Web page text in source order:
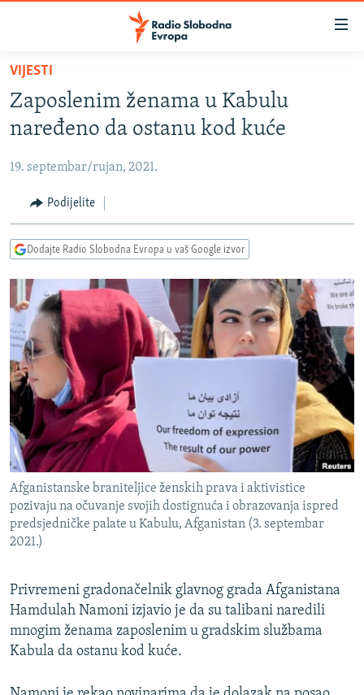
Pređite
glavni
sadržaj
na
navigaciju
Pređite
na
BOSNA I HERCEGOVINA
KOSOVO
CRNA GORA
VIDEO
FOTOGALERIJE
INFOGRAFIKE
PODCASTI
RAT U UKRAJINI
KINA NA BALKANU
RSE PRIČE IZ SVIJETA
ISPRIČAJ MI
DNEVNO@RSE
SPECIJALI RSE
VIŠE OD NASLOVA
GENOCID U SREBRENICI
POPLAVE I KLIZIŠTA U BIH 2024.
POST SCRIPTUM
MOJA EVROPA
TRI DECENIJE OD RATA U BIH
PRATITE NAS
VIJESTI
Zaposlenim ženama u Kabulu
naređeno da ostanu kod kuće
19. septembar/rujan, 2021.
Podijelite
Dodajte Radio Slobodna Evropa u vaš Google izvor
Afganistanske braniteljice ženskih prava i aktivistice
pozivaju na očuvanje svojih dostignuća i obrazovanja ispred
predsjedničke palate u Kabulu, Afganistan (3. septembar
2021.)
Privremeni gradonačelnik glavnog grada Afganistana
Hamdulah Namoni izjavio je da su talibani naredili
mnogim ženama zaposlenim u gradskim službama
Kabula da ostanu kod kuće.